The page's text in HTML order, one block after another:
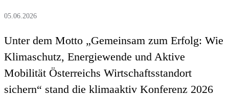
05.06.2026
Unter dem Motto „Gemeinsam zum Erfolg: Wie
Klimaschutz, Energiewende und Aktive
Mobilität Österreichs Wirtschaftsstandort
sichern“ stand die klimaaktiv Konferenz 2026